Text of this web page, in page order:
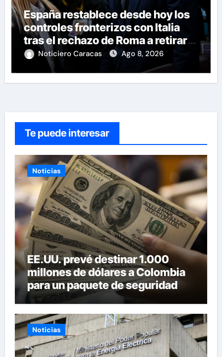
España restablece desde hoy los
controles fronterizos con Italia
tras el rechazo de Roma a retirar
las restricciones
Noticiero Caracas Ago 8, 2026
Te puede interesar
Noticias
EE.UU. prevé destinar 1.000
millones de dólares a Colombia
para un paquete de seguridad
Noticias